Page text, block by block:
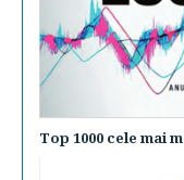
Top 1000 cele mai